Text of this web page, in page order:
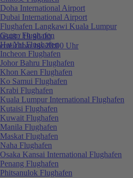
0848 / 19 96 00
erreichbar bis 20:00 Uhr
Doha International Airport
Dubai International Airport
Flughafen Langkawi Kuala Lumpur
Guam Flughafen
Hat Yai Flughafen
Incheon Flughafen
Johor Bahru Flughafen
Khon Kaen Flughafen
Ko Samui Flughafen
Krabi Flughafen
Kuala Lumpur International Flughafen
Kutaisi Flughafen
Kuwait Flughafen
Manila Flughafen
Maskat Flughafen
Naha Flughafen
Osaka Kansai International Flughafen
Penang Flughafen
Phitsanulok Flughafen